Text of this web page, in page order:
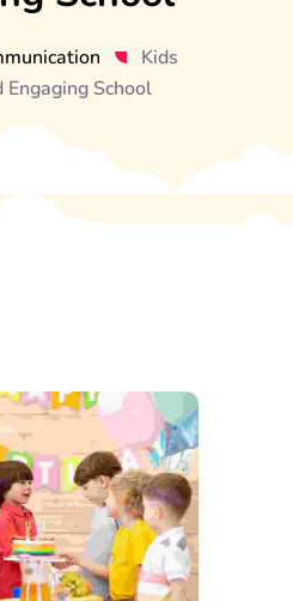
Kids
School